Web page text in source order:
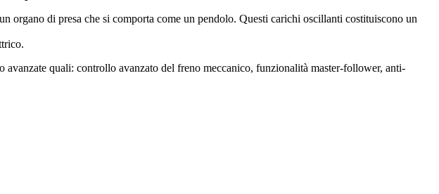
organo di presa che si comporta come un pendolo. Questi carichi oscillanti costituiscono un
avanzate quali: controllo avanzato del freno meccanico, funzionalità master-follower, anti-